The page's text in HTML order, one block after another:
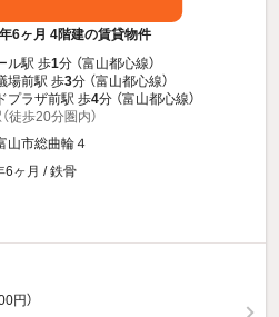
6ヶ月 4階建の賃貸物件
ル駅 歩1分 （富山都心線）
場前駅 歩3分 （富山都心線）
プラザ前駅 歩4分 （富山都心線）
徒歩20分圏内）
山市総曲輪４
6ヶ月 / 鉄骨
円）